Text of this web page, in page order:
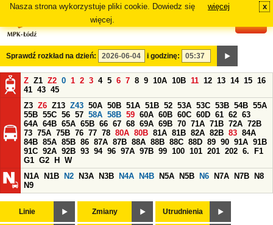
Nasza strona wykorzystuje pliki cookie. Dowiedz się
więcej.
więcej x
Sprawdź rozkład na dzień: i godzinę:
Z Z1 Z2 0 1 2 3 4 5 6 7 8 9 10A 10B 11 12 13 14 15 16
41 43 45
Z3 Z6 Z13 Z43 50A 50B 51A 51B 52 53A 53C 53B 54B 55A
55B 55C 56 57 58A 58B 59 60A 60B 60C 60D 61 62 63
64A 64B 65A 65B 66 67 68 69A 69B 70 71A 71B 72A 72B
73 75A 75B 76 77 78 80A 80B 81A 81B 82A 82B 83 84A
84B 85A 85B 86 87A 87B 88A 88B 88C 88D 89 90 91A 91B
91C 92A 92B 93 94 96 97A 97B 99 100 101 201 202 6.
F1
G1 G2 H
W
N1A
N1B N2 N3A N3B N4A N4B N5A N5B N6 N7A N7B
N8
N9
Linie Zmiany Utrudnienia